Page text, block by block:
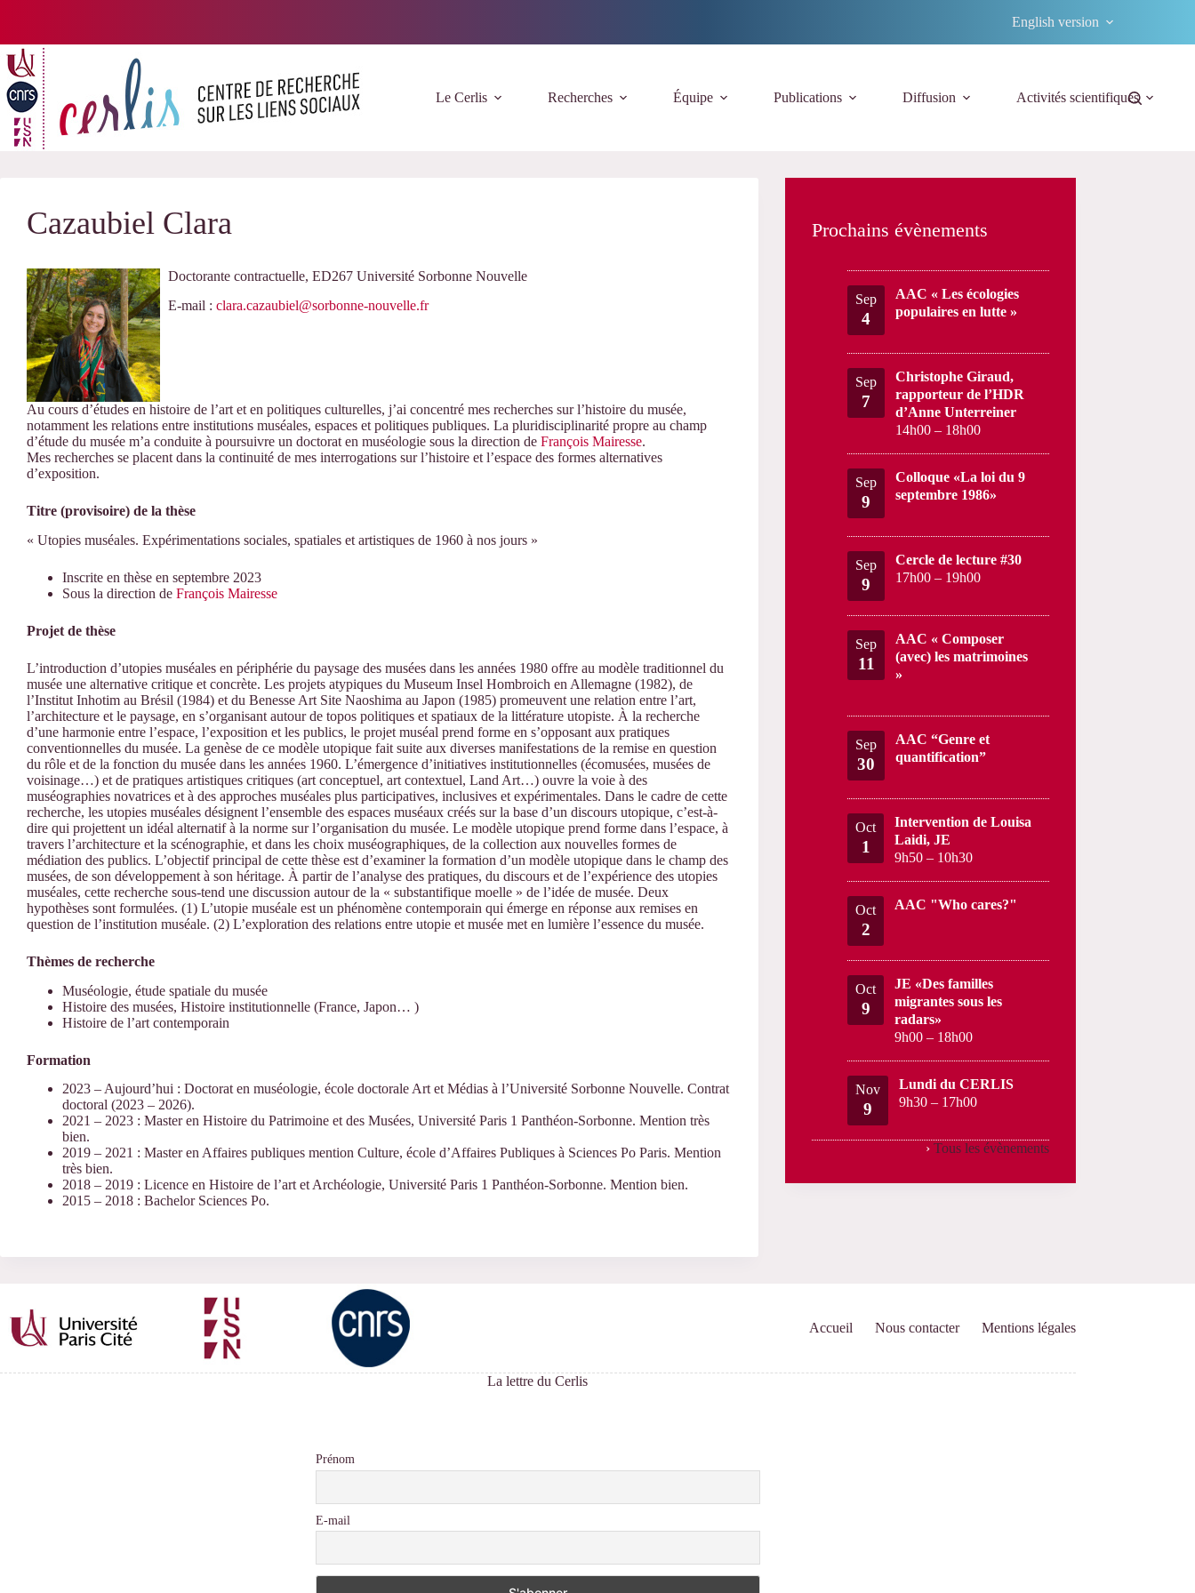
English version
Le Cerlis Recherches Équipe Publications Diffusion Activités scientifiques
Cazaubiel Clara
Doctorante contractuelle, ED267 Université Sorbonne Nouvelle
E-mail : clara.cazaubiel@sorbonne-nouvelle.fr
Au cours d’études en histoire de l’art et en politiques culturelles, j’ai concentré mes recherches sur l’histoire du musée,
notamment les relations entre institutions muséales, espaces et politiques publiques. La pluridisciplinarité propre au champ
d’étude du musée m’a conduite à poursuivre un doctorat en muséologie sous la direction de François Mairesse.
Mes recherches se placent dans la continuité de mes interrogations sur l’histoire et l’espace des formes alternatives
d’exposition.
Titre (provisoire) de la thèse
« Utopies muséales. Expérimentations sociales, spatiales et artistiques de 1960 à nos jours »
Inscrite en thèse en septembre 2023
Sous la direction de François Mairesse
Projet de thèse
L’introduction d’utopies muséales en périphérie du paysage des musées dans les années 1980 offre au modèle traditionnel du
musée une alternative critique et concrète. Les projets atypiques du Museum Insel Hombroich en Allemagne (1982), de
l’Institut Inhotim au Brésil (1984) et du Benesse Art Site Naoshima au Japon (1985) promeuvent une relation entre l’art,
l’architecture et le paysage, en s’organisant autour de topos politiques et spatiaux de la littérature utopiste. À la recherche
d’une harmonie entre l’espace, l’exposition et les publics, le projet muséal prend forme en s’opposant aux pratiques
conventionnelles du musée. La genèse de ce modèle utopique fait suite aux diverses manifestations de la remise en question
du rôle et de la fonction du musée dans les années 1960. L’émergence d’initiatives institutionnelles (écomusées, musées de
voisinage…) et de pratiques artistiques critiques (art conceptuel, art contextuel, Land Art…) ouvre la voie à des
muséographies novatrices et à des approches muséales plus participatives, inclusives et expérimentales. Dans le cadre de cette
recherche, les utopies muséales désignent l’ensemble des espaces muséaux créés sur la base d’un discours utopique, c’est-à-
dire qui projettent un idéal alternatif à la norme sur l’organisation du musée. Le modèle utopique prend forme dans l’espace, à
travers l’architecture et la scénographie, et dans les choix muséographiques, de la collection aux nouvelles formes de
médiation des publics. L’objectif principal de cette thèse est d’examiner la formation d’un modèle utopique dans le champ des
musées, de son développement à son héritage. À partir de l’analyse des pratiques, du discours et de l’expérience des utopies
muséales, cette recherche sous-tend une discussion autour de la « substantifique moelle » de l’idée de musée. Deux
hypothèses sont formulées. (1) L’utopie muséale est un phénomène contemporain qui émerge en réponse aux remises en
question de l’institution muséale. (2) L’exploration des relations entre utopie et musée met en lumière l’essence du musée.
Thèmes de recherche
Muséologie, étude spatiale du musée
Histoire des musées, Histoire institutionnelle (France, Japon… )
Histoire de l’art contemporain
Formation
2023 – Aujourd’hui : Doctorat en muséologie, école doctorale Art et Médias à l’Université Sorbonne Nouvelle. Contrat
doctoral (2023 – 2026).
2021 – 2023 : Master en Histoire du Patrimoine et des Musées, Université Paris 1 Panthéon-Sorbonne. Mention très
bien.
2019 – 2021 : Master en Affaires publiques mention Culture, école d’Affaires Publiques à Sciences Po Paris. Mention
très bien.
2018 – 2019 : Licence en Histoire de l’art et Archéologie, Université Paris 1 Panthéon-Sorbonne. Mention bien.
2015 – 2018 : Bachelor Sciences Po.
Prochains évènements
Sep
4
AAC « Les écologies
populaires en lutte »
Sep
7
Christophe Giraud,
rapporteur de l’HDR
d’Anne Unterreiner
14h00 – 18h00
Sep
9
Colloque «La loi du 9
septembre 1986»
Sep
9
Cercle de lecture #30
17h00 – 19h00
Sep
11
AAC « Composer
(avec) les matrimoines
»
Sep
30
AAC “Genre et
quantification”
Oct
1
Intervention de Louisa
Laidi, JE
9h50 – 10h30
Oct
2
AAC "Who cares?"
Oct
9
JE «Des familles
migrantes sous les
radars»
9h00 – 18h00
Nov
9
Lundi du CERLIS
9h30 – 17h00
› Tous les évènements
Accueil Nous contacter Mentions légales
La lettre du Cerlis
Prénom
E-mail